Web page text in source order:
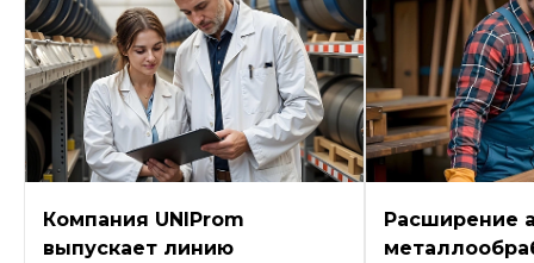
Компания UNIProm
выпускает линию
Расширение